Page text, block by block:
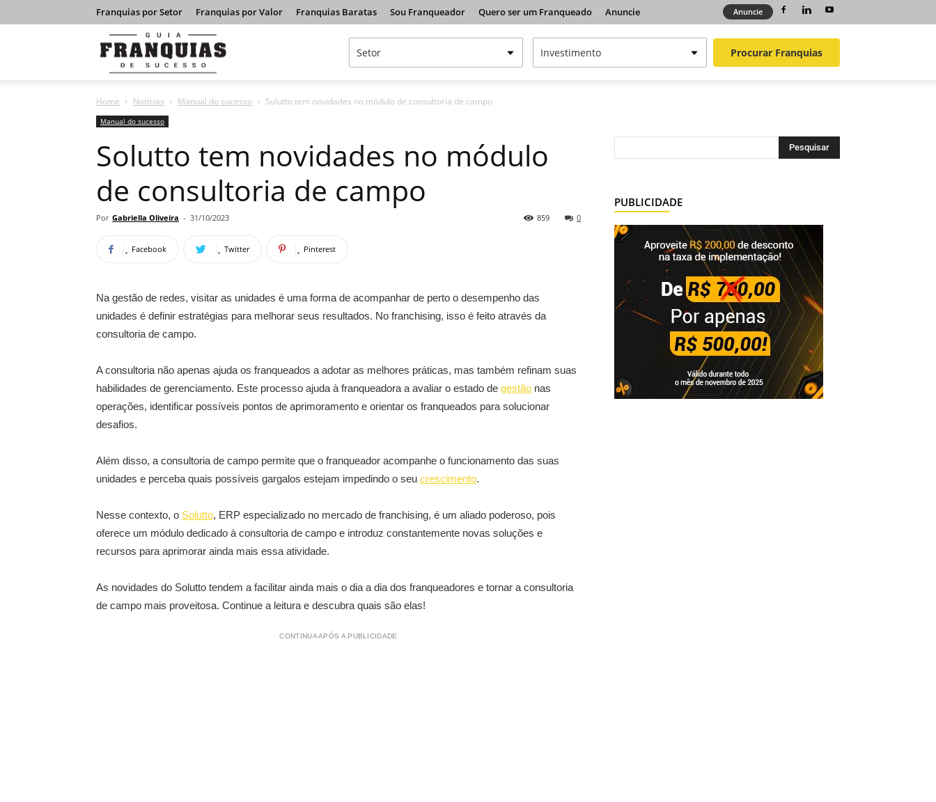
Franquias por Setor Franquias por Valor Franquias Baratas Sou Franqueador Quero ser um Franqueado Anuncie Anuncie
Franquias
Sucesso
Procurar Franquias
Home Notícias Manual do sucesso Solutto tem novidades no módulo de consultoria de campo
Manual do sucesso
Solutto tem novidades no módulo
de consultoria de campo
Por Gabriella Oliveira - 31/10/2023 0
859
Facebook Twitter Pinterest
Na gestão de redes, visitar as unidades é uma forma de acompanhar de perto o desempenho das
unidades é definir estratégias para melhorar seus resultados. No franchising, isso é feito através da
consultoria de campo.
A consultoria não apenas ajuda os franqueados a adotar as melhores práticas, mas também refinam suas
habilidades de gerenciamento. Este processo ajuda à franqueadora a avaliar o estado de gestão nas
operações, identificar possíveis pontos de aprimoramento e orientar os franqueados para solucionar
desafios.
Além disso, a consultoria de campo permite que o franqueador acompanhe o funcionamento das suas
unidades e perceba quais possíveis gargalos estejam impedindo o seu crescimento.
Nesse contexto, o Solutto, ERP especializado no mercado de franchising, é um aliado poderoso, pois
oferece um módulo dedicado à consultoria de campo e introduz constantemente novas soluções e
recursos para aprimorar ainda mais essa atividade.
As novidades do Solutto tendem a facilitar ainda mais o dia a dia dos franqueadores e tornar a consultoria
de campo mais proveitosa. Continue a leitura e descubra quais são elas!
CONTINUA APÓS A PUBLICIDADE
PUBLICIDADE